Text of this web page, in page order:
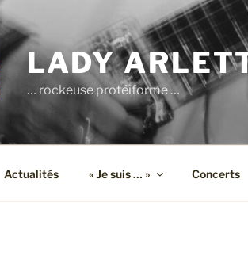
LADY
… rockeuse protéiforme …
Actualités « Je suis … » Concerts